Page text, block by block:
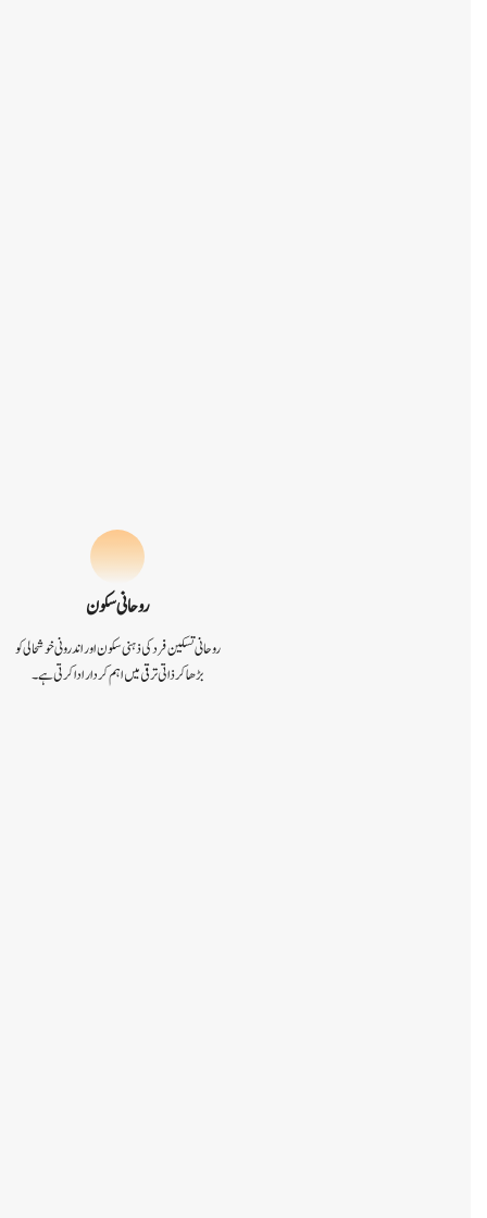
روحانی سکون
روحانی تسکین فرد کی ذہنی سکون اور اندرونی خوشحالی کو
بڑھا کر ذاتی ترقی میں اہم کردار ادا کرتی ہے۔